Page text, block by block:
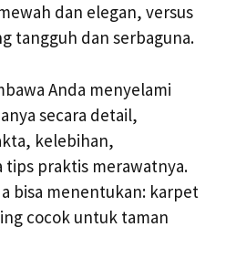
dan elegan, versus
tangguh dan serbaguna.
Anda menyelami
secara detail,
kelebihan,
tips praktis merawatnya.
bisa menentukan: karpet
cocok untuk taman